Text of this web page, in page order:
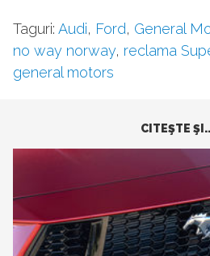
Taguri: Audi, Ford, General
no way norway, reclama
general motors
CITEŞTE